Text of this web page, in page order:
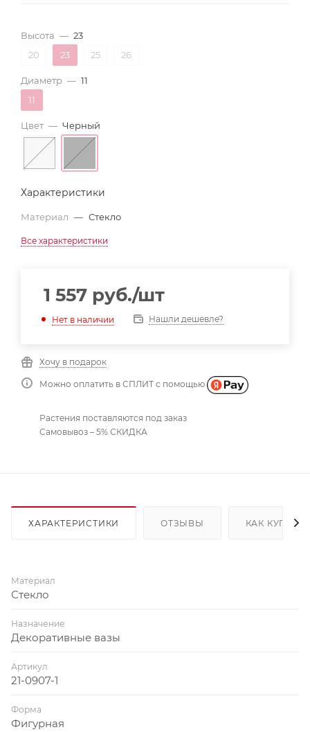
Высота — 23
20
23 25 26
Диаметр — 11
11
Цвет — Черный
Характеристики
Материал — Стекло
Все характеристики
1 557 руб./шт
Нет в наличии Нашли дешевле?
Хочу в подарок
Можно оплатить в СПЛИТ с помощью
Растения поставляются под заказ
Самовывоз – 5% СКИДКА
ХАРАКТЕРИСТИКИ ОТЗЫВЫ КАК КУПИТЬ
Материал
Стекло
Назначение
Декоративные вазы
Артикул
21-0907-1
Форма
Фигурная